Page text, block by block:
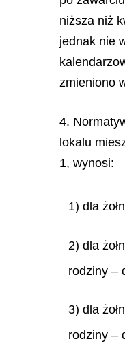
niższa niż
jednak nie
zmieniono
4.
lokalu
1, wynosi:
1) dla
2) dla
rodziny –
3) dla
rodziny –